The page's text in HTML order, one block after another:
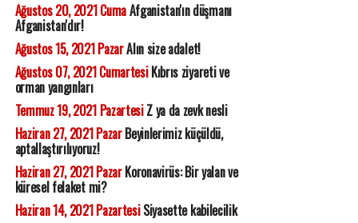
Ağustos 20, 2021 CumaAfganistan'ın düşmanı
Afganistan'dır!
Ağustos 15, 2021 PazarAlın size adalet!
Ağustos 07, 2021 CumartesiKıbrıs ziyareti ve
orman yangınları
Temmuz 19, 2021 PazartesiZ ya da zevk nesli
Haziran 27, 2021 PazarBeyinlerimiz küçüldü,
aptallaştırılıyoruz!
Haziran 27, 2021 PazarKoronavirüs: Bir yalan ve
küresel felaket mi?
Haziran 14, 2021 PazartesiSiyasette kabilecilik